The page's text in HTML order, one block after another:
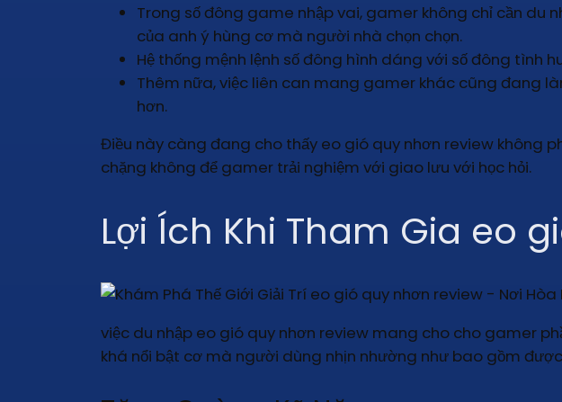
Trong số đông game nhập vai, gamer không chỉ cần du
của anh ý hùng cơ mà người nhà chọn chọn.
Hệ thống mệnh lệnh số đông hình dáng với số đông tình
Thêm nữa, việc liên can mang gamer khác cũng đang
hơn.
Điều này càng đang cho thấy eo gió quy nhơn review không
chặng không để gamer trải nghiệm với giao lưu với học hỏi.
Lợi Ích Khi Tham Gia eo
việc du nhập eo gió quy nhơn review mang cho cho gamer
khá nổi bật cơ mà người dùng nhịn nhường như bao gồm